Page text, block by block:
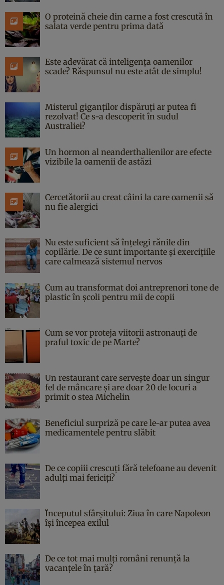
O proteină cheie din carne a fost crescută în
salata verde pentru prima dată
Este adevărat că inteligența oamenilor
scade? Răspunsul nu este atât de simplu!
Misterul giganților dispăruți ar putea fi
rezolvat! Ce s-a descoperit în sudul
Australiei?
Un hormon al neanderthalienilor are efecte
vizibile la oamenii de astăzi
Cercetătorii au creat câini la care oamenii să
nu fie alergici
Nu este suficient să înțelegi rănile din
copilărie. De ce sunt importante și exercițiile
care calmează sistemul nervos
Cum au transformat doi antreprenori tone de
plastic în școli pentru mii de copii
Cum se vor proteja viitorii astronauți de
praful toxic de pe Marte?
Un restaurant care servește doar un singur
fel de mâncare și are doar 20 de locuri a
primit o stea Michelin
Beneficiul surpriză pe care le-ar putea avea
medicamentele pentru slăbit
De ce copiii crescuți fără telefoane au devenit
adulți mai fericiți?
Începutul sfârşitului: Ziua în care Napoleon
îşi începea exilul
De ce tot mai mulți români renunță la
vacanțele în țară?